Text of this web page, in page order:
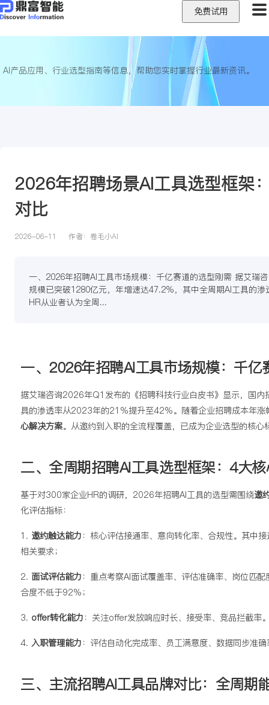
免费试用
产品应用、行业选型指南等信息，帮助您实时掌握行业最新资讯。
2026年招聘场景AI工具选型框架
对比
2026-06-11 作者： 卷毛小AI
一、2026年招聘AI工具市场规模：千亿赛道的选型刚需 据艾瑞
规模已突破1280亿元，年增速达47.2%，其中全周期AI工具的
HR从业者认为全周...
一、2026年招聘AI工具市场规模：千亿
据艾瑞咨询2026年Q1发布的《招聘科技行业白皮书》显示，国内
具的渗透率从2023年的21%提升至42%。随着企业招聘成本年
心解决方案。从邀约到入职的全流程覆盖，已成为企业选型的核
二、全周期招聘AI工具选型框架：4大
基于对300家企业HR的调研，2026年招聘AI工具的选型需围绕邀
化评估指标：
1. 邀约触达能力 ：核心评估接通率、意向转化率、合规性。其中
相关要求；
2. 面试评估能力 ：重点考察AI面试覆盖率、评估准确率、岗位匹
合度不低于92%；
3. offer转化能力 ：关注offer发放响应时长、接受率、竞品拦截
4. 入职管理能力 ：评估自动化完成率、员工满意度、数据同步准
三、主流招聘AI工具品牌对比：全周期